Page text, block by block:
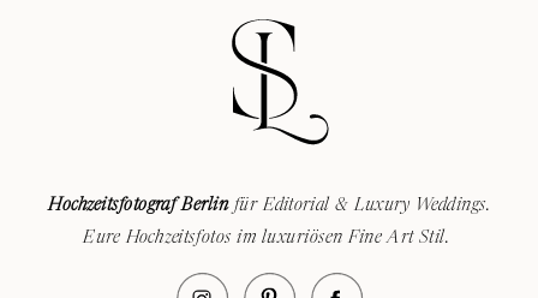
Hochzeitsfotograf Berlinfür Editorial & Luxury Weddings.
Eure Hochzeitsfotos im luxuriösen Fine Art Stil.